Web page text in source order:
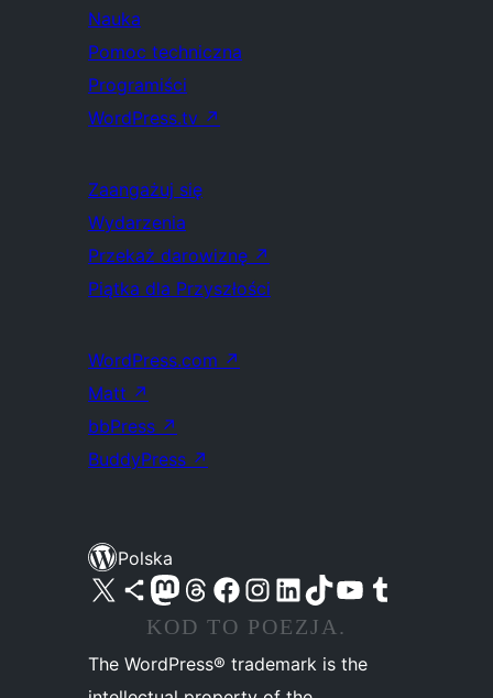
Nauka
Pomoc techniczna
Programiści
WordPress.tv ↗
Zaangażuj się
Wydarzenia
Przekaż darowiznę ↗
Piątka dla Przyszłości
WordPress.com ↗
Matt ↗
bbPress ↗
BuddyPress ↗
Polska
Odwiedź nasze konto X (dawniej Twitter)
Odwiedź nasze konto Bluesky
Odwiedź nasze konto na Mastodoncie
Odwiedź naszego Threadsa
Odwiedź naszego Facebooka
Odwiedź nasze konto na Instagramie
Odwiedź nasze konto na LinkedIn
Odwiedź naszego TikToka
Odwiedź nasz kanał YouTube
Odwiedź naszego Tumblra
KOD TO POEZJA.
The WordPress® trademark is the